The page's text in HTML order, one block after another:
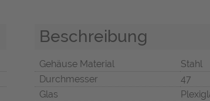
Beschreibung
Gehäuse Material
Stahl
Durchmesser
47
Glas